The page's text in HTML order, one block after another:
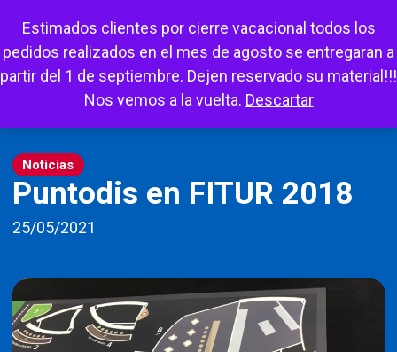
Estimados clientes por cierre vacacional todos los
pedidos realizados en el mes de agosto se entregaran a
partir del 1 de septiembre. Dejen reservado su material!!!
Nos vemos a la vuelta. Descartar
Mi cuenta Carrito Favoritos Escuchar
Noticias
Puntodis en FITUR 2018
25/05/2021